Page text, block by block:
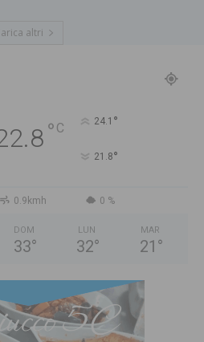
altri
° C 24.1 °
21.8°
0.9kmh 0 %
DOM
33°
LUN
32°
MAR
21 °